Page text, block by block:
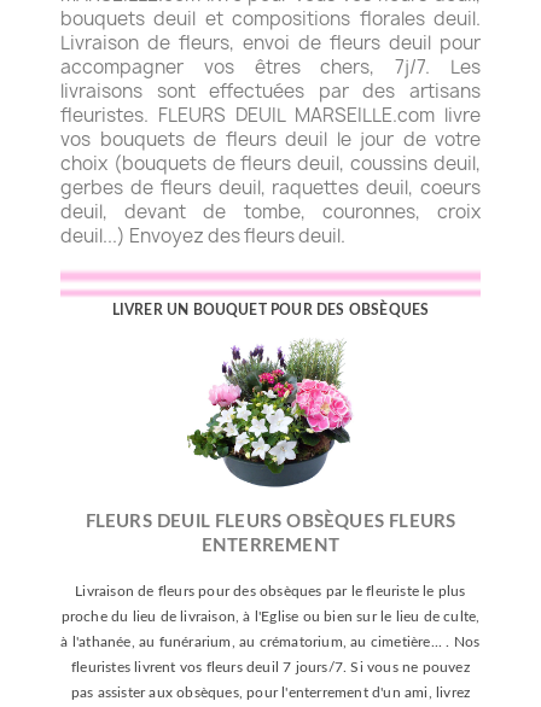
bouquets deuil et compositions florales deuil.
Livraison de fleurs, envoi de fleurs deuil pour
accompagner vos êtres chers, 7j/7. Les
livraisons sont effectuées par des artisans
fleuristes. FLEURS DEUIL MARSEILLE.com livre
vos bouquets de fleurs deuil le jour de votre
choix (bouquets de fleurs deuil, coussins deuil,
gerbes de fleurs deuil, raquettes deuil, coeurs
deuil, devant de tombe, couronnes, croix
deuil...) Envoyez des fleurs deuil.
LIVRER UN BOUQUET POUR DES OBSÈQUES
FLEURS DEUIL FLEURS OBSÈQUES FLEURS
ENTERREMENT
Livraison de fleurs pour des obsèques par le fleuriste le plus
proche du lieu de livraison, à l'Eglise ou bien sur le lieu de culte,
à l'athanée, au funérarium, au crématorium, au cimetière... . Nos
fleuristes livrent vos fleurs deuil 7 jours/7. Si vous ne pouvez
pas assister aux obsèques, pour l'enterrement d'un ami, livrez